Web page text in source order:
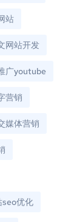
站
网站开发
广youtube
营销
媒体营销
seo优化